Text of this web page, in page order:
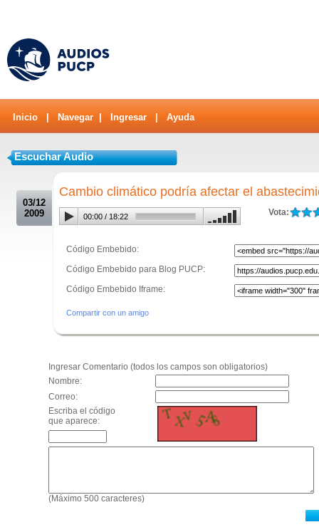
Inicio Navegar Ingresar Ayuda
Escuchar Audio
03/12
2009
Cambio climático podría afectar el
Vota:
00:00 / 18:22
Código Embebido:
Código Embebido para Blog PUCP:
Código Embebido Iframe:
Compartir con un amigo
Ingresar Comentario (todos los campos son obligatorios)
Nombre:
Correo:
Escriba el código
que aparece:
(Máximo 500 caracteres)